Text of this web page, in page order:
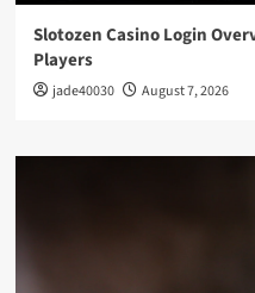
Slotozen Casino Login
Players
jade40030 August 7, 2026